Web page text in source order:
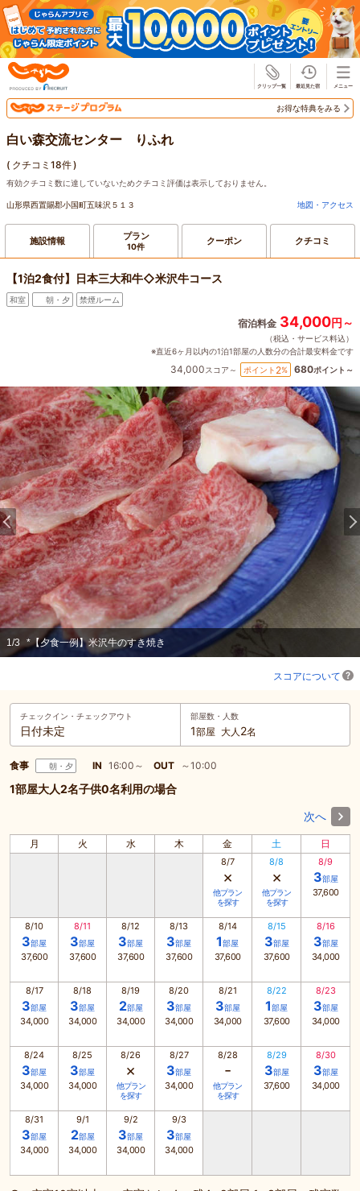
お得な特典をみる
白い森交流センター りふれ
( クチコミ18件)
有効クチコミ数に達していないためクチコミ評価は表示しておりません。
山形県西置賜郡小国町五味沢５１３ 地図・アクセス
施設情報 プラン
10件 クーポン クチコミ
【1泊2食付】日本三大和牛◇米沢牛コース
和室 朝・夕 禁煙ルーム
宿泊料金 34,000円～
（税込・サービス料込）
※直近6ヶ月以内の1泊1部屋の人数分の合計最安料金です
34,000スコア～ ポイント 2% 680ポイント～
1/3 *【夕食一例】米沢牛のすき焼き
スコアについて
チェックイン・ チェックアウト
日付未定
部屋数・人数
1部屋 大人 2名
食事 朝・夕 IN 16:00～ OUT ～10:00
1部屋大人2名子供0名利用の場合
次へ
月 火 水 木 金 土 日
8/7
×
他プラン
を探す
8/8
×
他プラン
を探す
8/9
3部屋
37,600
8/10
3部屋
37,600
8/11
3部屋
37,600
8/12
3部屋
37,600
8/13
3部屋
37,600
8/14
1部屋
37,600
8/15
3部屋
37,600
8/16
3部屋
34,000
8/17
3部屋
34,000
8/18
3部屋
34,000
8/19
2部屋
34,000
8/20
3部屋
34,000
8/21
3部屋
34,000
8/22
1部屋
37,600
8/23
3部屋
34,000
8/24
3部屋
34,000
8/25
3部屋
34,000
8/26
×
他プラン
を探す
8/27
3部屋
34,000
8/28
-
他プラン
を探す
8/29
3部屋
37,600
8/30
3部屋
34,000
8/31
3部屋
34,000
9/1
2部屋
34,000
9/2
3部屋
34,000
9/3
3部屋
34,000